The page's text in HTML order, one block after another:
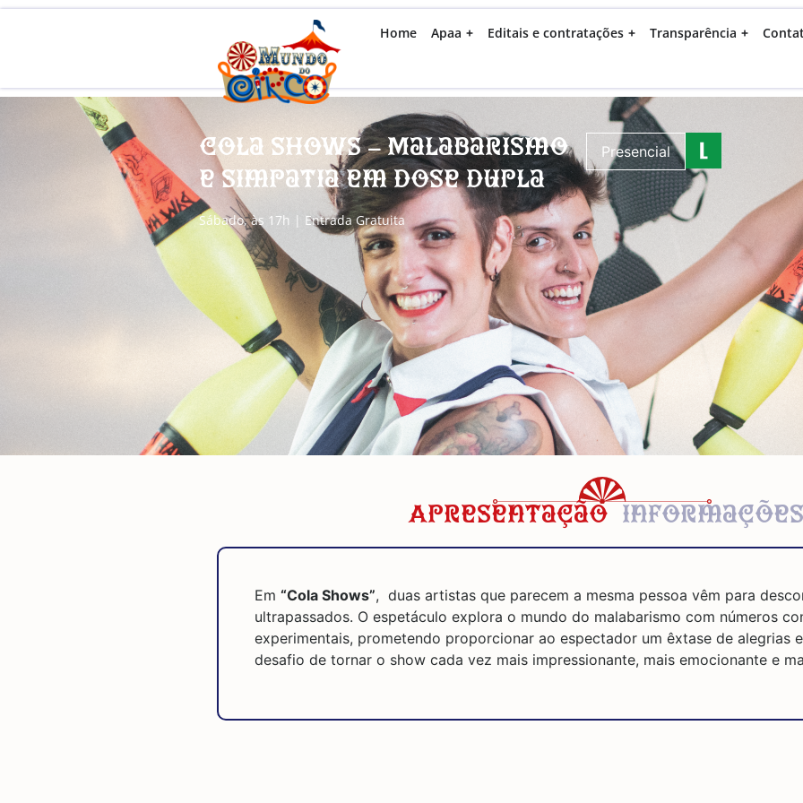
Home Apaa Editais e contratações Transparência
Cola Shows – Malabarismo
e Simpatia em Dose Dupla
Sábado, às 17h | Entrada Gratuita
Presencial
Apresentação Informações
Em “Cola Shows”, duas artistas que parecem a mesma pessoa vêm para
ultrapassados. O espetáculo explora o mundo do malabarismo com números
experimentais, prometendo proporcionar ao espectador um êxtase de alegrias
desafio de tornar o show cada vez mais impressionante, mais emocionante e